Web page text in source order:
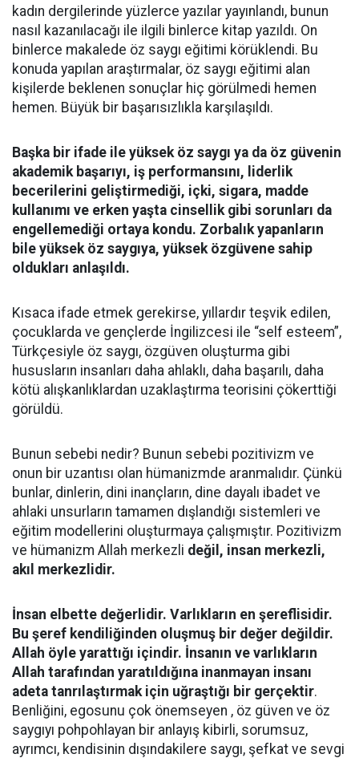
kadın dergilerinde yüzlerce yazılar yayınlandı, bunun
nasıl kazanılacağı ile ilgili binlerce kitap yazıldı. On
binlerce makalede öz saygı eğitimi körüklendi. Bu
konuda yapılan araştırmalar, öz saygı eğitimi alan
kişilerde beklenen sonuçlar hiç görülmedi hemen
hemen. Büyük bir başarısızlıkla karşılaşıldı.
Başka bir ifade ile yüksek öz saygı ya da öz güvenin
akademik başarıyı, iş performansını, liderlik
becerilerini geliştirmediği, içki, sigara, madde
kullanımı ve erken yaşta cinsellik gibi sorunları da
engellemediği ortaya kondu. Zorbalık yapanların
bile yüksek öz saygıya, yüksek özgüvene sahip
oldukları anlaşıldı.
Kısaca ifade etmek gerekirse, yıllardır teşvik edilen,
çocuklarda ve gençlerde İngilizcesi ile “self esteem”,
Türkçesiyle öz saygı, özgüven oluşturma gibi
hususların insanları daha ahlaklı, daha başarılı, daha
kötü alışkanlıklardan uzaklaştırma teorisini çökerttiği
görüldü.
Bunun sebebi nedir? Bunun sebebi pozitivizm ve
onun bir uzantısı olan hümanizmde aranmalıdır. Çünkü
bunlar, dinlerin, dini inançların, dine dayalı ibadet ve
ahlaki unsurların tamamen dışlandığı sistemleri ve
eğitim modellerini oluşturmaya çalışmıştır. Pozitivizm
ve hümanizm Allah merkezli değil, insan merkezli,
akıl merkezlidir.
İnsan elbette değerlidir. Varlıkların en şereflisidir.
Bu şeref kendiliğinden oluşmuş bir değer değildir.
Allah öyle yarattığı içindir. İnsanın ve varlıkların
Allah tarafından yaratıldığına inanmayan insanı
adeta tanrılaştırmak için uğraştığı bir gerçektir.
Benliğini, egosunu çok önemseyen , öz güven ve öz
saygıyı pohpohlayan bir anlayış kibirli, sorumsuz,
ayrımcı, kendisinin dışındakilere saygı, şefkat ve sevgi